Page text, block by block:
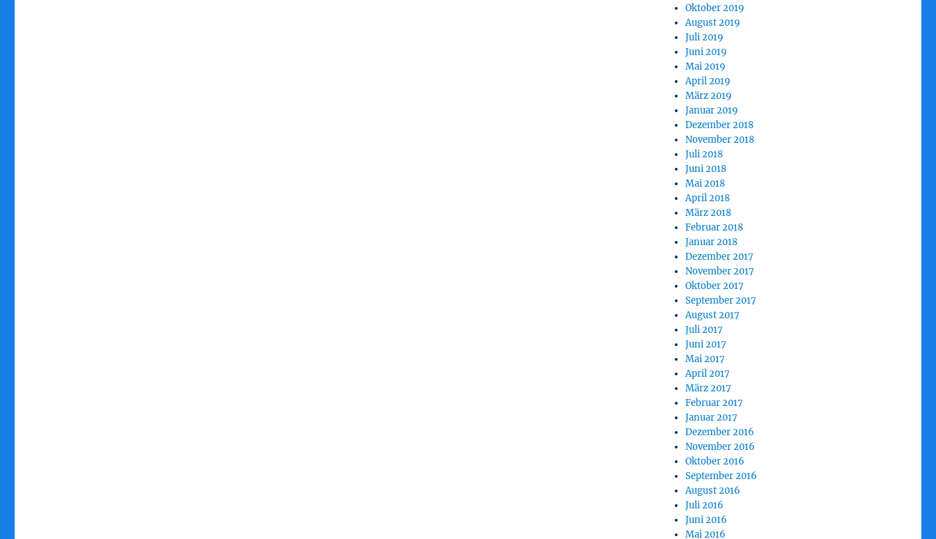
Oktober 2019
August 2019
Juli 2019
Juni 2019
Mai 2019
April 2019
März 2019
Januar 2019
Dezember 2018
November 2018
Juli 2018
Juni 2018
Mai 2018
April 2018
März 2018
Februar 2018
Januar 2018
Dezember 2017
November 2017
Oktober 2017
September 2017
August 2017
Juli 2017
Juni 2017
Mai 2017
April 2017
März 2017
Februar 2017
Januar 2017
Dezember 2016
November 2016
Oktober 2016
September 2016
August 2016
Juli 2016
Juni 2016
Mai 2016